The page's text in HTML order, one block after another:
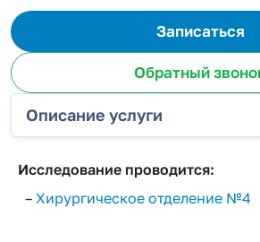
Записаться
Обратный
Описание услуги
Исследование проводится:
– Хирургическое отделение №4